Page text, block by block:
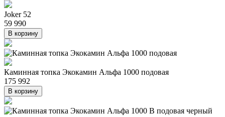
Joker 52
59 990
В корзину
Каминная топка Экокамин Альфа 1000 подовая
175 992
В корзину